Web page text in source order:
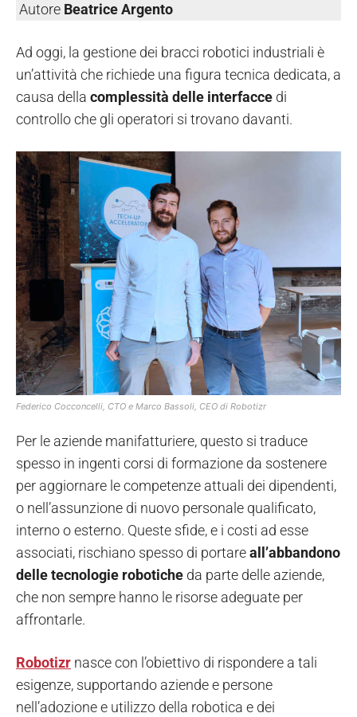
Autore Beatrice Argento
Ad oggi, la gestione dei bracci robotici industriali è
un’attività che richiede una figura tecnica dedicata, a
causa della complessità delle interfacce di
controllo che gli operatori si trovano davanti.
Federico Cocconcelli, CTO e Marco Bassoli, CEO di Robotizr
Per le aziende manifatturiere, questo si traduce
spesso in ingenti corsi di formazione da sostenere
per aggiornare le competenze attuali dei dipendenti,
o nell’assunzione di nuovo personale qualificato,
interno o esterno. Queste sfide, e i costi ad esse
associati, rischiano spesso di portareall’abbandono
delle tecnologie robotiche da parte delle aziende,
che non sempre hanno le risorse adeguate per
affrontarle.
Robotizr nasce con l’obiettivo di rispondere a tali
esigenze, supportando aziende e persone
nell’adozione e utilizzo della robotica e dei